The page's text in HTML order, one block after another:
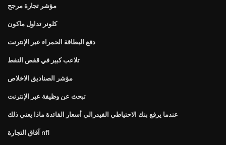
مؤشر تجارة مرجح
كلونر تداول ماكون
دفع البطاقة الحمراء عبر الإنترنت
تلاعب كبير في قفص النفط
مؤشر الصناديق الاخلاص
تبحث عن وظيفة عبر الإنترنت
عندما يرفع بنك الاحتياطي الفيدرالي أسعار الفائدة ماذا يعني ذلك
آفاق التجارة nfl